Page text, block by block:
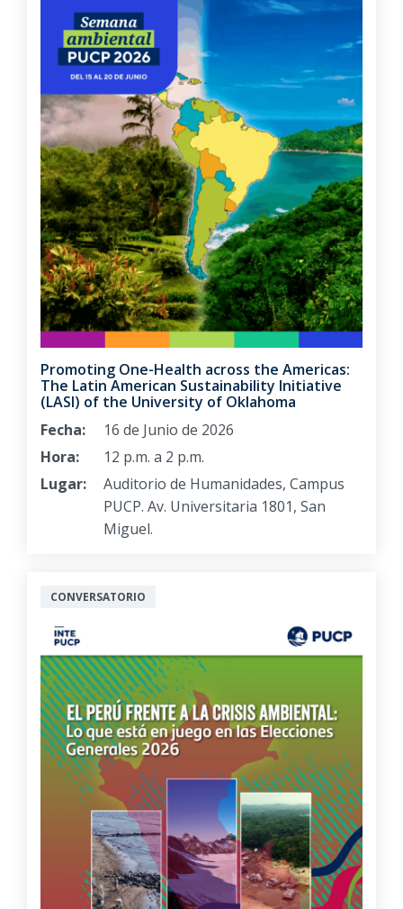
Promoting One-Health across the Americas:
The Latin American Sustainability Initiative
(LASI) of the University of Oklahoma
Fecha:
16 de Junio de 2026
Hora:
12 p.m. a 2 p.m.
Lugar:
Auditorio de Humanidades, Campus
PUCP. Av. Universitaria 1801, San
Miguel.
CONVERSATORIO